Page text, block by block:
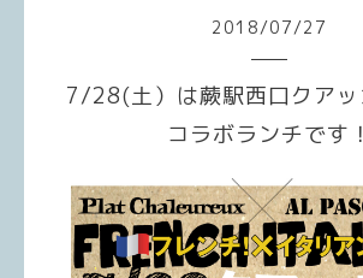
2018/07/27
7/28(土）は蕨駅西口クアッ
コラボランチです！